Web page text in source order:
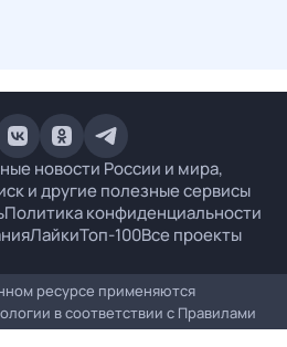
новости России и мира,
и другие полезные сервисы
Политика конфиденциальности
ЛайкиТоп-100Все проекты
ресурсе применяются
в соответствии с Правилами